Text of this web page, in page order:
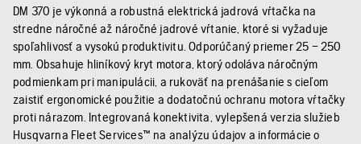
DM 370 je výkonná a robustná elektrická jadrová vŕtačka na
stredne náročné až náročné jadrové vŕtanie, ktoré si vyžaduje
spoľahlivosť a vysokú produktivitu. Odporúčaný priemer 25 – 250
mm. Obsahuje hliníkový kryt motora, ktorý odoláva náročným
podmienkam pri manipulácii, a rukoväť na prenášanie s cieľom
zaistiť ergonomické použitie a dodatočnú ochranu motora vŕtačky
proti nárazom. Integrovaná konektivita, vylepšená verzia služieb
Husqvarna Fleet Services™ na analýzu údajov a informácie o